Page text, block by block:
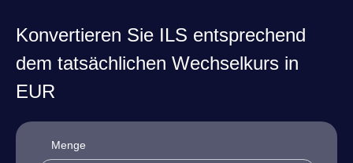
Konvertieren Sie ILS entsprechend
dem tatsächlichen Wechselkurs in
EUR
Menge